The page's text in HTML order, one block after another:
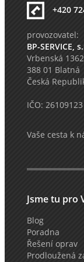
+420
provozovatel:
BP-SERVICE,
Vrbenská 1362
388 01 Blatná
Česká
IČO:
Vaše cesta k
Jsme tu pro
Blog
Poradna
Řešení oprav
Prodloužená